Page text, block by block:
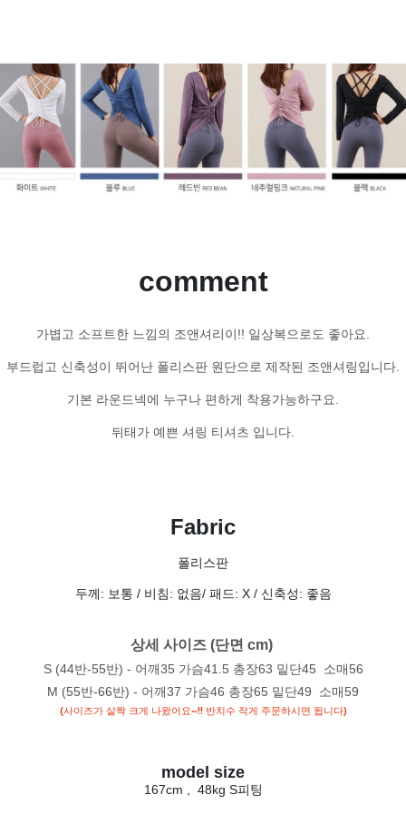
comment
가볍고 소프트한 느낌의 조앤셔리이!! 일상복으로도 좋아요.
부드럽고 신축성이 뛰어난 폴리스판 원단으로 제작된 조앤셔링입니다.
기본 라운드넥에 누구나 편하게 착용가능하구요.
뒤태가 예쁜 셔링 티셔츠 입니다.
Fabric
폴리스판
두께: 보통 / 비침: 없음/ 패드: X / 신축성: 좋음
상세 사이즈 (단면 cm)
S (44반-55반) - 어깨35 가슴41.5 총장63 밑단45 소매56
M (55반-66반) - 어깨37 가슴46 총장65 밑단49 소매59
(사이즈가 살짝 크게 나왔어요~!! 반치수 작게 주문하시면 됩니다)
model size
167cm , 48kg S피팅